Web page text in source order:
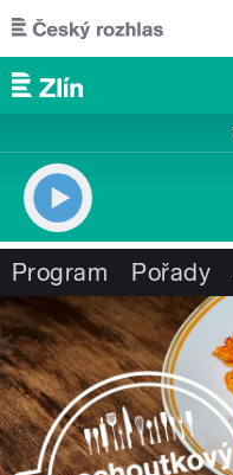
Přejít k hlavnímu obsahu
Program Pořady